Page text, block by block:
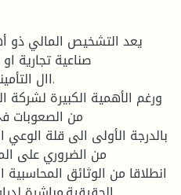
يعد التشخيص المالي ذو
صناعية تجارية
اال
ورغم الأهمية الكبيرة لشركة
من الصعوبات
بالدرجة الأولى الى قلة
من الضروري على
انطلاقا من الوثائق